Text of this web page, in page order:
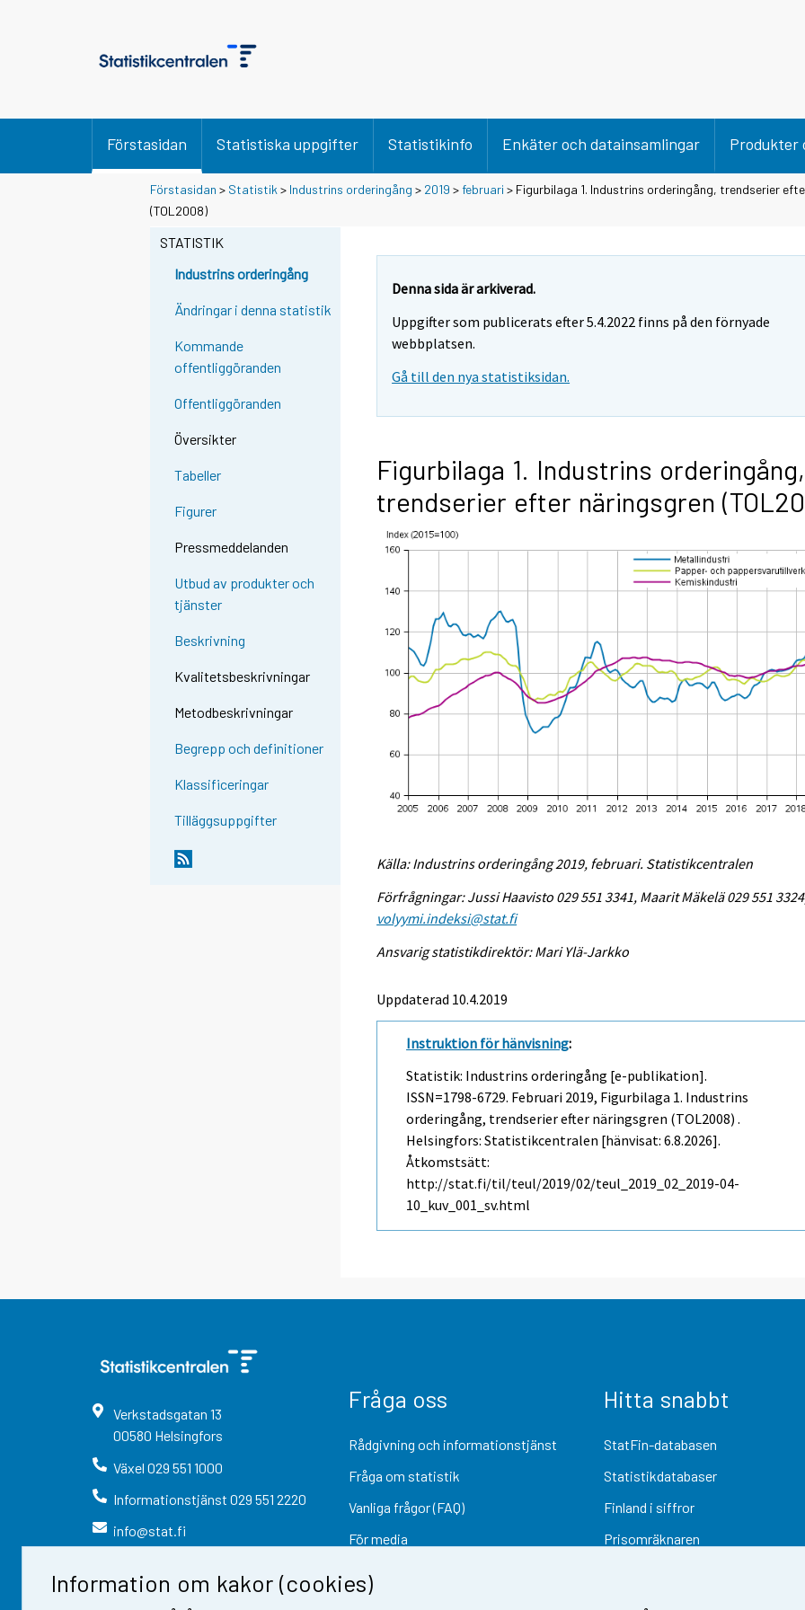
Information om kakor (cookies)
Förstasidan Statistiska uppgifter Statistikinfo Enkäter och datainsamlingar Produkter
Förstasidan > Statistik > Industrins orderingång > 2019 >februari > Figurbilaga 1. Industrins orderingång, trendserier
(TOL2008)
STATISTIK
Industrins orderingång
Ändringar i denna statistik
Kommande
offentliggöranden
Offentliggöranden
Översikter
Tabeller
Figurer
Pressmeddelanden
Utbud av produkter och
tjänster
Beskrivning
Kvalitetsbeskrivningar
Metodbeskrivningar
Begrepp och definitioner
Klassificeringar
Tilläggsuppgifter
Denna sida är arkiverad.
Uppgifter som publicerats efter 5.4.2022 finns på den förnyade
webbplatsen.
Gå till den nya statistiksidan.
Figurbilaga 1. Industrins orderingång,
trendserier efter näringsgren
Källa: Industrins orderingång 2019, februari. Statistikcentralen
Förfrågningar: Jussi Haavisto 029 551 3341, Maarit Mäkelä 029 551
volyymi.indeksi@stat.fi
Ansvarig statistikdirektör: Mari Ylä-Jarkko
Uppdaterad 10.4.2019
Instruktion för hänvisning:
Statistik: Industrins orderingång [e-publikation].
ISSN=1798-6729. Februari 2019, Figurbilaga 1. Industrins
orderingång, trendserier efter näringsgren (TOL2008) .
Helsingfors: Statistikcentralen [hänvisat: 6.8.2026].
Åtkomstsätt:
http://stat.fi/til/teul/2019/02/teul_2019_02_2019-04-
10_kuv_001_sv.html
Verkstadsgatan 13
00580 Helsingfors
Växel 029 551 1000
Informationstjänst 029 551 2220
info@stat.fi
Fråga oss
Rådgivning och informationstjänst
Fråga om statistik
Vanliga frågor (FAQ)
För media
Hitta snabbt
StatFin-databasen
Statistikdatabaser
Finland i siffror
Prisomräknaren